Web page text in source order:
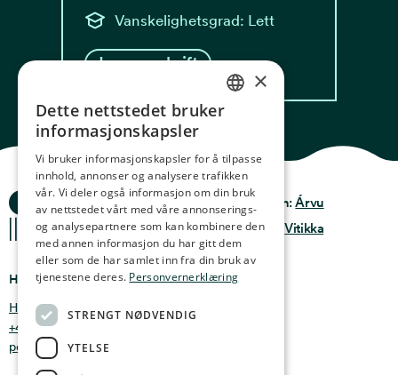
Vanskelighetsgrad: Lett
Les oppskrift
Ocean Stories
Hvor finner du oss
Holmen 4b, 9750 Honningsvåg, Norge
+47 47 99 00 95
post@oceanstories.no
Privacy & Policy
Terms & conditions
Design:Árvu
Kode:Vitikka
NORWEGIAN
GERMAN
FRENCH
SPANISH
FINNISH
×
Dette nettstedet bruker
informasjonskapsler
Vi bruker informasjonskapsler for å tilpasse
innhold, annonser og analysere trafikken
vår. Vi deler også informasjon om din bruk
av nettstedet vårt med våre annonserings-
og analysepartnere som kan kombinere den
med annen informasjon du har gitt dem
eller som de har samlet inn fra din bruk av
tjenestene deres. Personvernerklæring
STRENGT NØDVENDIG
YTELSE